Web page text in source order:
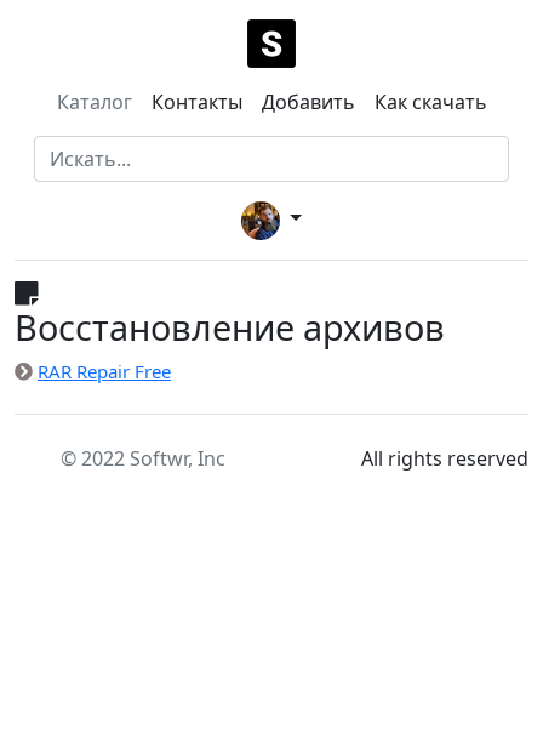
Каталог Контакты Добавить Как скачать
Восстановление архивов
RAR Repair Free
© 2022 Softwr, Inc All rights reserved